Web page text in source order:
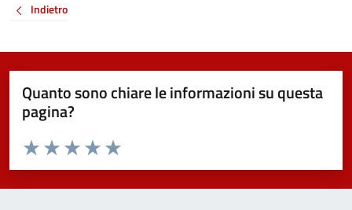
Indietro
Quanto sono chiare le informazioni su questa
pagina?
Valuta da 1 a 5 stelle la pagina
Valuta 5 stelle su 5
Valuta 4 stelle su 5
Valuta 3 stelle su 5
Valuta 2 stelle su 5
Valuta 1 stelle su 5